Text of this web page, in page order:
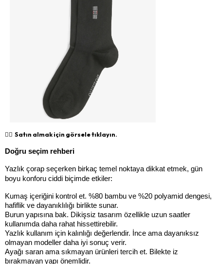
👉🏻 Satın almak için görsele tıklayın.
Doğru seçim rehberi
Yazlık çorap seçerken birkaç temel noktaya dikkat etmek, gün
boyu konforu ciddi biçimde etkiler:
Kumaş içeriğini kontrol et. %80 bambu ve %20 polyamid dengesi,
hafiflik ve dayanıklılığı birlikte sunar.
Burun yapısına bak. Dikişsiz tasarım özellikle uzun saatler
kullanımda daha rahat hissettirebilir.
Yazlık kullanım için kalınlığı değerlendir. İnce ama dayanıksız
olmayan modeller daha iyi sonuç verir.
Ayağı saran ama sıkmayan ürünleri tercih et. Bilekte iz
bırakmayan yapı önemlidir.